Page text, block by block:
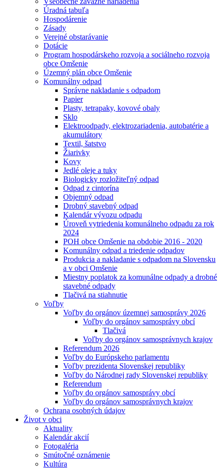
Úradná tabuľa
Hospodárenie
Zásady
Verejné obstarávanie
Dotácie
Program hospodárskeho rozvoja a sociálneho rozvoja
obce Omšenie
Územný plán obce Omšenie
Komunálny odpad
Správne nakladanie s odpadom
Papier
Plasty, tetrapaky, kovové obaly
Sklo
Elektroodpady, elektrozariadenia, autobatérie a
akumulátory
Textil, šatstvo
Žiarivky
Kovy
Jedlé oleje a tuky
Biologicky rozložiteľný odpad
Odpad z cintorína
Objemný odpad
Drobný stavebný odpad
Kalendár vývozu odpadu
Úroveň vytriedenia komunálneho odpadu za rok
2024
POH obce Omšenie na obdobie 2016 - 2020
Komunálny odpad a triedenie odpadov
Produkcia a nakladanie s odpadom na Slovensku
a v obci Omšenie
Miestny poplatok za komunálne odpady a drobné
stavebné odpady
Tlačivá na stiahnutie
Voľby
Voľby do orgánov územnej samosprávy 2026
Voľby do orgánov samosprávy obcí
Tlačivá
Voľby do orgánov samosprávnych krajov
Referendum 2026
Voľby do Európskeho parlamentu
Voľby prezidenta Slovenskej republiky
Voľby do Národnej rady Slovenskej republiky
Referendum
Voľby do orgánov samosprávy obcí
Voľby do orgánov samosprávnych krajov
Ochrana osobných údajov
Život v obci
Aktuality
Kalendár akcií
Fotogaléria
Smútočné oznámenie
Kultúra